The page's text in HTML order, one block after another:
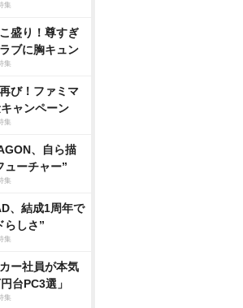
集
盛り！尊すぎ
ブに胸キュン
集
び！ファミマ
ャンペーン
集
、自ら描
ューチャー”
集
、結成1周年で
らしさ”
集
ー社員が本気
台PC3選」
集